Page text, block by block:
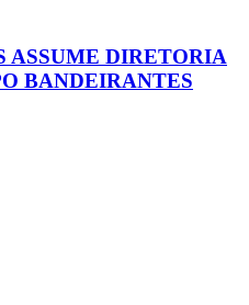
ASSUME DIRETORIA
BANDEIRANTES